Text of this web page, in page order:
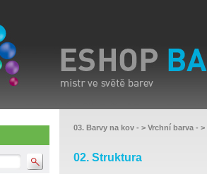
03. Barvy na kov - > Vrchní barva - >
02. Struktura